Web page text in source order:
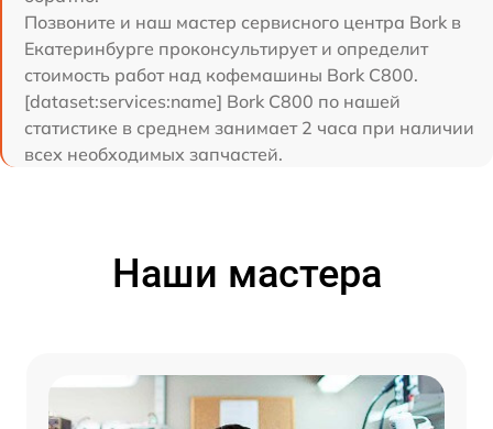
Позвоните и наш мастер сервисного центра Bork в
Екатеринбурге проконсультирует и определит
стоимость работ над кофемашины Bork C800.
[dataset:services:name] Bork C800 по нашей
статистике в среднем занимает 2 часа при наличии
всех необходимых запчастей.
Наши мастера